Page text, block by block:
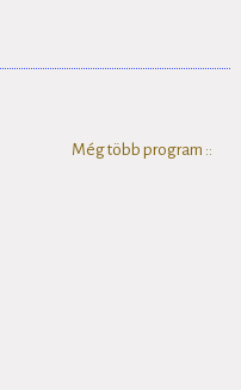
Még több program ::